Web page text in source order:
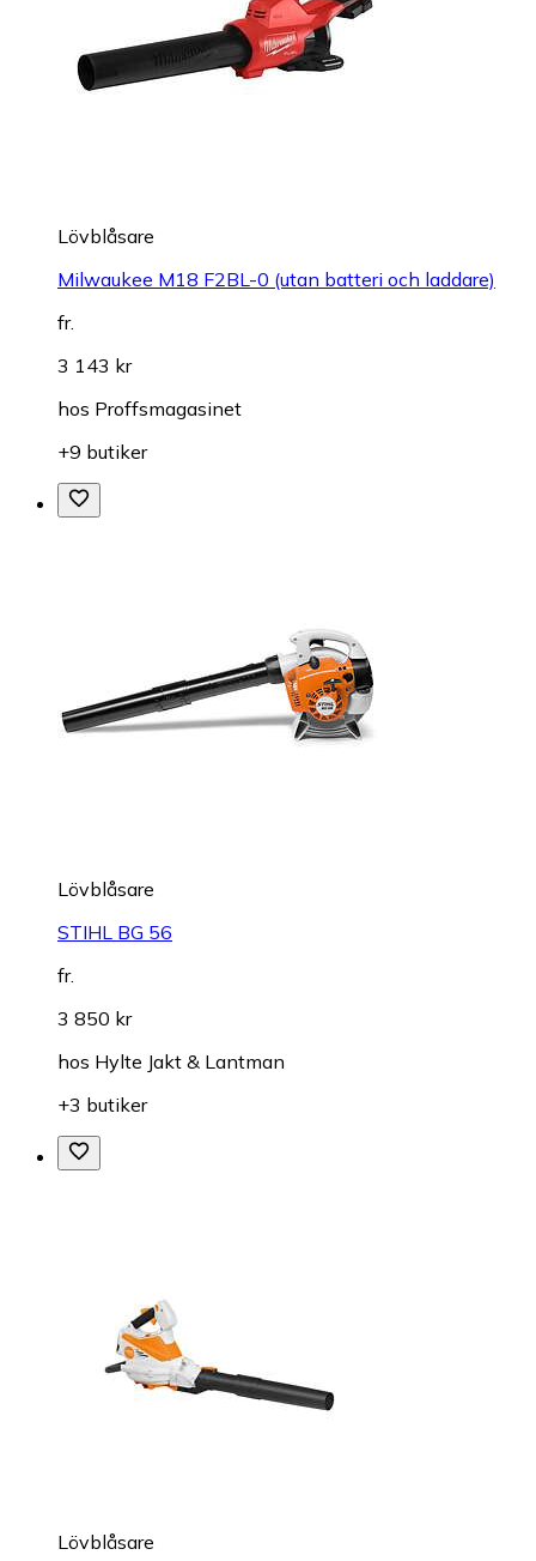
Lövblåsare
Milwaukee M18 F2BL-0 (utan batteri och laddare)
fr.
3 143 kr
hos Proffsmagasinet
+9 butiker
Lövblåsare
STIHL BG 56
fr.
3 850 kr
hos Hylte Jakt & Lantman
+3 butiker
Lövblåsare